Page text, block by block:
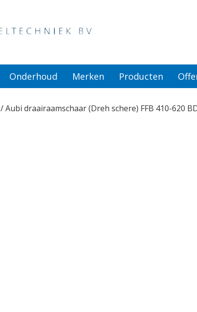
Onderhoud Merken Producten
/ Aubi draairaamschaar (Dreh schere) FFB 410-620